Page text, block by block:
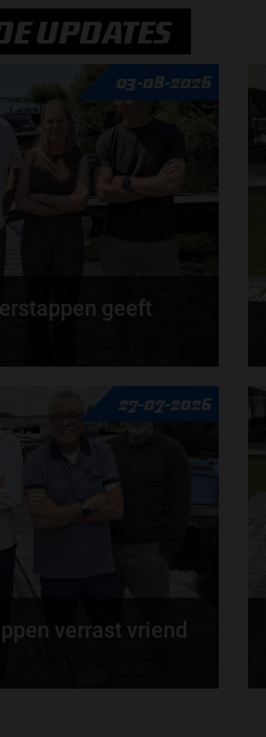
UPDATES
03-08-2026
geeft
Bull. Gaat George
En moet de budgetcap...
27-07-2026
verrast vriend